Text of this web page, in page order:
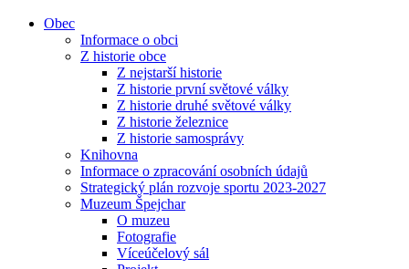
Obec
Informace o obci
Z historie obce
Z nejstarší historie
Z historie první světové války
Z historie druhé světové války
Z historie železnice
Z historie samosprávy
Knihovna
Informace o zpracování osobních údajů
Strategický plán rozvoje sportu 2023-2027
Muzeum Špejchar
O muzeu
Fotografie
Víceúčelový sál